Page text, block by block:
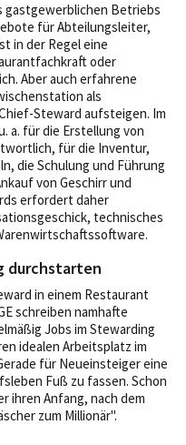
gastgewerblichen Betriebs
für Abteilungsleiter,
in der Regel eine
oder
Aber auch erfahrene
als
Steward aufsteigen. Im
a. für die Erstellung von
für die Inventur,
die Schulung und Führung
von Geschirr und
erfordert daher
technisches
durchstarten
in einem Restaurant
schreiben namhafte
Jobs im Stewarding
idealen Arbeitsplatz im
für Neueinsteiger eine
Fuß zu fassen. Schon
ihren Anfang, nach dem
zum Millionär".